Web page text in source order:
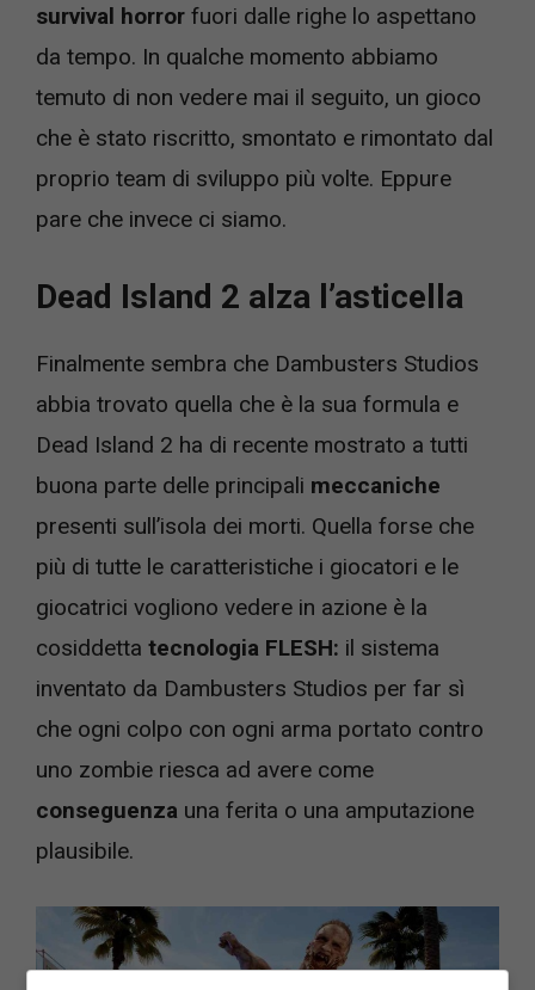
survival horror fuori dalle righe lo aspettano
da tempo. In qualche momento abbiamo
temuto di non vedere mai il seguito, un gioco
che è stato riscritto, smontato e rimontato dal
proprio team di sviluppo più volte. Eppure
pare che invece ci siamo.
Dead Island 2 alza l’asticella
Finalmente sembra che Dambusters Studios
abbia trovato quella che è la sua formula e
Dead Island 2 ha di recente mostrato a tutti
buona parte delle principali meccaniche
presenti sull’isola dei morti. Quella forse che
più di tutte le caratteristiche i giocatori e le
giocatrici vogliono vedere in azione è la
cosiddetta tecnologia FLESH: il sistema
inventato da Dambusters Studios per far sì
che ogni colpo con ogni arma portato contro
uno zombie riesca ad avere come
conseguenza una ferita o una amputazione
plausibile.